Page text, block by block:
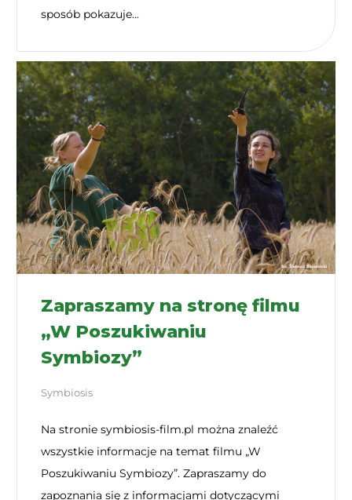
sposób pokazuje...
Zapraszamy na stronę filmu
„W Poszukiwaniu
Symbiozy”
Symbiosis
Na stronie symbiosis-film.pl można znaleźć
wszystkie informacje na temat filmu „W
Poszukiwaniu Symbiozy”. Zapraszamy do
zapoznania się z informacjami dotyczącymi